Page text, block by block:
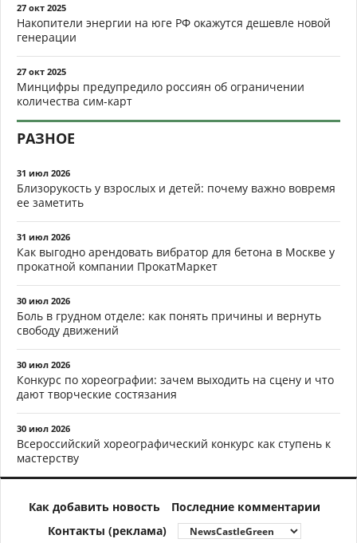
27 окт 2025
Накопители энергии на юге РФ окажутся дешевле новой
генерации
27 окт 2025
Минцифры предупредило россиян об ограничении
количества сим-карт
РАЗНОЕ
31 июл 2026
Близорукость у взрослых и детей: почему важно вовремя
ее заметить
31 июл 2026
Как выгодно арендовать вибратор для бетона в Москве у
прокатной компании ПрокатМаркет
30 июл 2026
Боль в грудном отделе: как понять причины и вернуть
свободу движений
30 июл 2026
Конкурс по хореографии: зачем выходить на сцену и что
дают творческие состязания
30 июл 2026
Всероссийский хореографический конкурс как ступень к
мастерству
Как добавить новость
Последние комментарии
Контакты (реклама)